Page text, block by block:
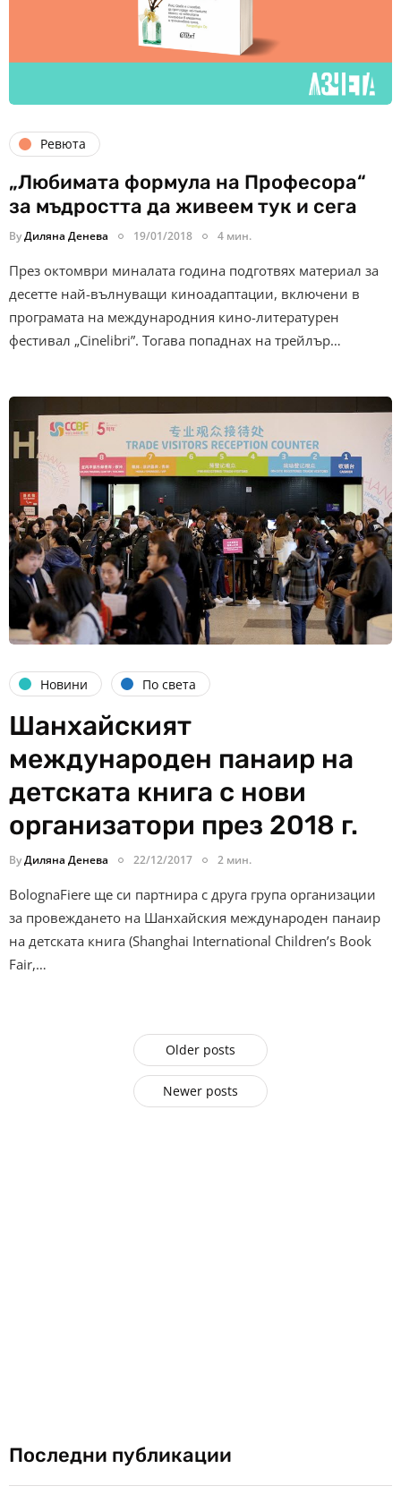
Ревюта
„Любимата формула на Професора“
за мъдростта да живеем тук и сега
ByДиляна Денева 19/01/2018 4 мин.
През октомври миналата година подготвях материал за
десетте най-вълнуващи киноадаптации, включени в
програмата на международния кино-литературен
фестивал „Cinelibri”. Тогава попаднах на трейлър…
Новини По света
Шанхайският
международен панаир на
детската книга с нови
организатори през 2018 г.
ByДиляна Денева 22/12/2017 2 мин.
BolognaFiere ще си партнира с друга група организации
за провеждането на Шанхайския международен панаир
на детската книга (Shanghai International Children’s Book
Fair,…
Older posts
Newer posts
Последни публикации